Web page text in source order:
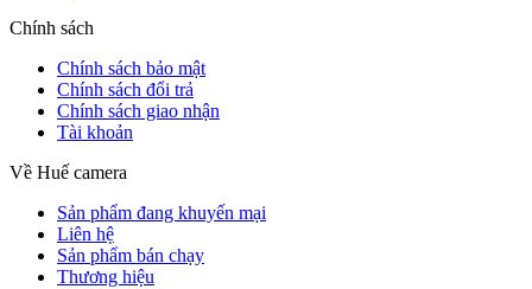
Chính sách
Chính sách bảo mật
Chính sách đổi trả
Chính sách giao nhận
Tài khoản
Về Huế camera
Sản phẩm đang khuyến mại
Liên hệ
Sản phẩm bán chạy
Thương hiệu